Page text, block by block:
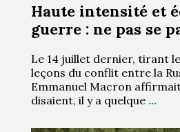
Haute intensité et
guerre : ne pas se
Le 14 juillet dernier, tirant
leçons du conflit entre la
Emmanuel Macron affirmait
disaient, il y a quelque …